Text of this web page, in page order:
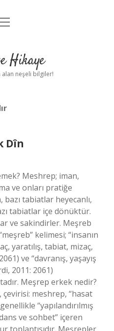
Uyarı
Hikaye
neşeli bilgiler!
Dîn
Meshrep; iman,
ve onları pratiğe
tabiatlar heyecanlı,
tabiatlar içe dönüktür.
ve sakindirler. Meşreb
kelimesi; “insanın
yaratılış, tabiat, mizaç,
ve “davranış, yaşayış
2011: 2061)
Meşrep erkek nedir?
“yapılandırılmış
ve sohbet” içeren